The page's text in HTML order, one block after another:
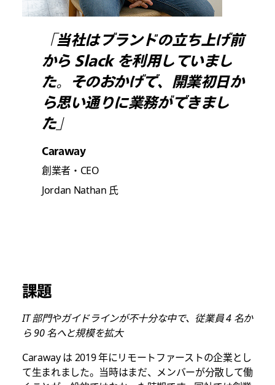
「当社はブランドの立ち上げ前
から Slack を利用していまし
た。そのおかげで、開業初日か
ら思い通りに業務ができまし
た」
Caraway
創業者・CEO
Jordan Nathan 氏
課題
IT 部門やガイドラインが不十分な中で、従業員 4 名か
ら 90 名へと規模を拡大
Caraway は 2019 年にリモートファーストの企業とし
て生まれました。当時はまだ、メンバーが分散して働